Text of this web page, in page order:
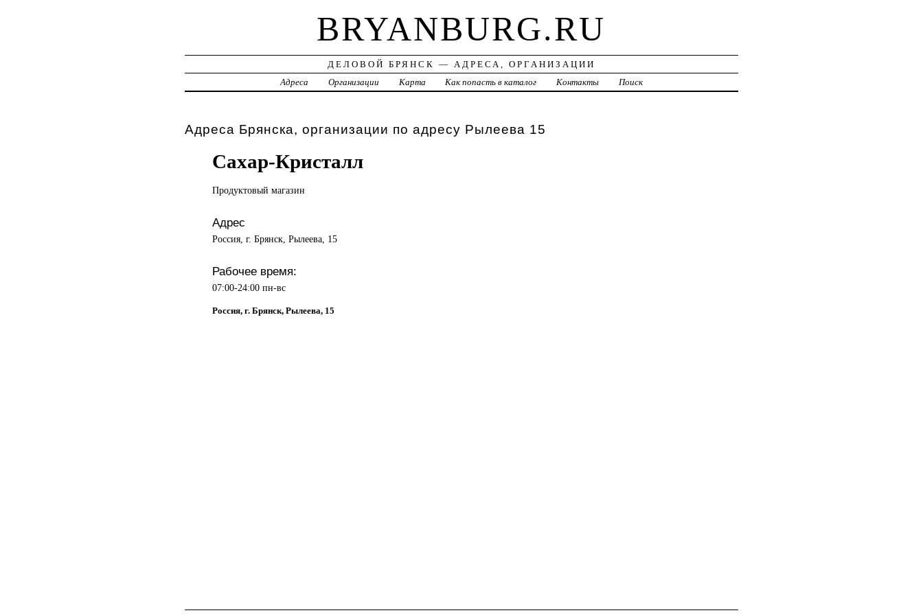
BRYANBURG.RU
ДЕЛОВОЙ БРЯНСК — АДРЕСА, ОРГАНИЗАЦИИ
Адреса
Организации Карта Как попасть в каталог Контакты Поиск
Адреса Брянска, организации по адресу Рылеева 15
Сахар-Кристалл
Продуктовый магазин
Адрес
Россия, г. Брянск, Рылеева, 15
Рабочее время:
07:00-24:00 пн-вс
Россия, г. Брянск, Рылеева, 15